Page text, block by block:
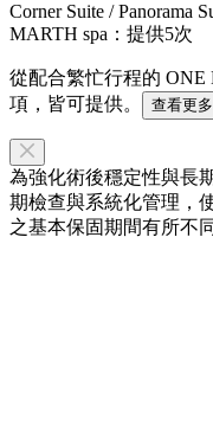
Corner Suite / Panorama
MARTH spa：提供5次
從配合繁忙行程的 ONE
項，皆可提供。
查看更多
為強化術後穩定性與長
期檢查與系統化管理，
之基本保固期間有所不同